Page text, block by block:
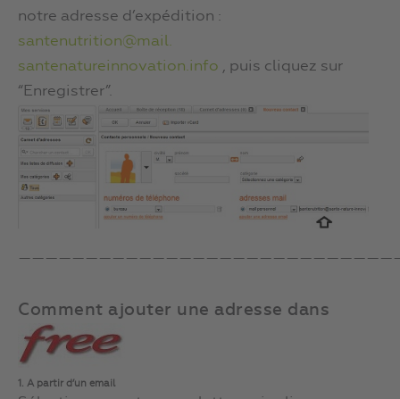
notre adresse d’expédition :
santenutrition@mail.
santenatureinnovation.info , puis cliquez sur
“Enregistrer”.
Comment ajouter une adresse dans
1. A partir d’un email